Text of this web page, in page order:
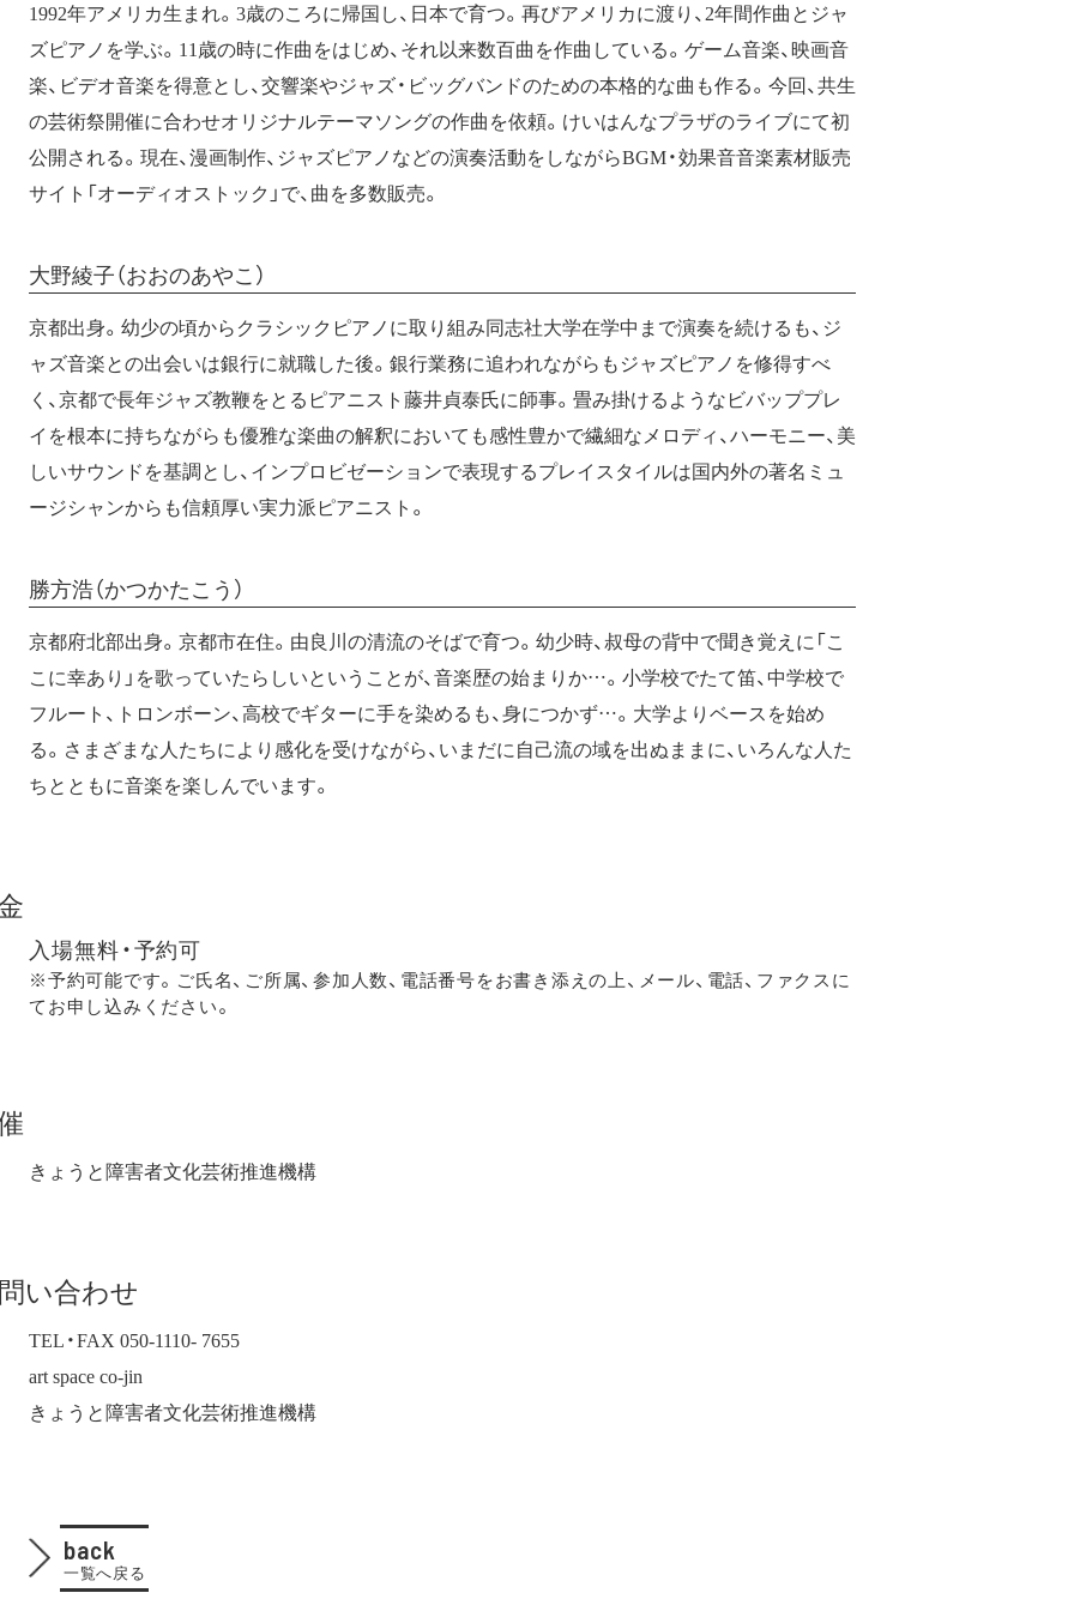
1992年アメリカ生まれ。3歳のころに帰国し、日本で育つ。再びアメリカに渡り、2年間作曲とジャ
ズピアノを学ぶ。11歳の時に作曲をはじめ、それ以来数百曲を作曲している。ゲーム音楽、映画音
楽、ビデオ音楽を得意とし、交響楽やジャズ・ビッグバンドのための本格的な曲も作る。今回、共生
の芸術祭開催に合わせオリジナルテーマソングの作曲を依頼。けいはんなプラザのライブにて初
公開される。現在、漫画制作、ジャズピアノなどの演奏活動をしながらBGM・効果音音楽素材販売
サイト「オーディオストック」で、曲を多数販売。
大野綾子（おおのあやこ）
京都出身。幼少の頃からクラシックピアノに取り組み同志社大学在学中まで演奏を続けるも、ジ
ャズ音楽との出会いは銀行に就職した後。銀行業務に追われながらもジャズピアノを修得すべ
く、京都で長年ジャズ教鞭をとるピアニスト藤井貞泰氏に師事。畳み掛けるようなビバッププレ
イを根本に持ちながらも優雅な楽曲の解釈においても感性豊かで繊細なメロディ、ハーモニー、美
しいサウンドを基調とし、インプロビゼーションで表現するプレイスタイルは国内外の著名ミュ
ージシャンからも信頼厚い実力派ピアニスト。
勝方浩（かつかたこう）
京都府北部出身。京都市在住。由良川の清流のそばで育つ。幼少時、叔母の背中で聞き覚えに「こ
こに幸あり」を歌っていたらしいということが、音楽歴の始まりか…。小学校でたて笛、中学校で
フルート、トロンボーン、高校でギターに手を染めるも、身につかず…。大学よりベースを始め
る。さまざまな人たちにより感化を受けながら、いまだに自己流の域を出ぬままに、いろんな人た
ちとともに音楽を楽しんでいます。
入場無料・予約可
※予約可能です。ご氏名、ご所属、参加人数、電話番号をお書き添えの上、メール、電話、ファクスに
てお申し込みください。
きょうと障害者文化芸術推進機構
い合わせ
TEL・FAX 050-1110- 7655
art space co-jin
きょうと障害者文化芸術推進機構
back
一覧へ戻る